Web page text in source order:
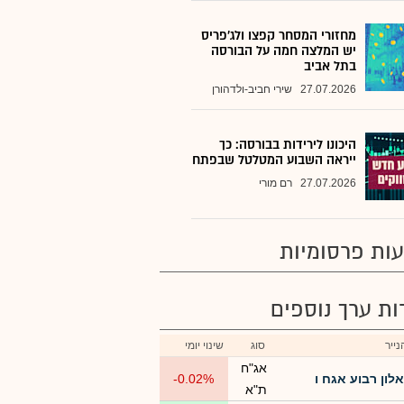
מחזורי המסחר קפצו ולג'פריס
יש המלצה חמה על הבורסה
בתל אביב
27.07.2026 שירי חביב-ולדהורן
היכונו לירידות בבורסה: כך
ייראה השבוע המטלטל שבפתח
27.07.2026 רם מורי
פרסומיות
ערך נוספים
סוג שינוי יומי
אלון רבוע אגח ו
אג"ח
ת"א
-0.02%